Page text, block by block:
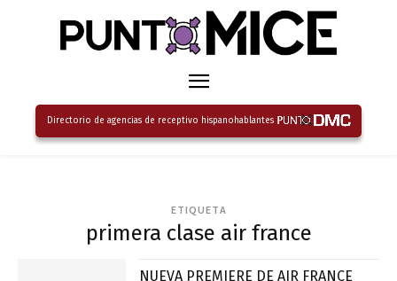
Directorio de agencias de receptivo hispanohablantes
ETIQUETA
primera clase air france
NUEVA PREMIERE DE AIR FRANCE